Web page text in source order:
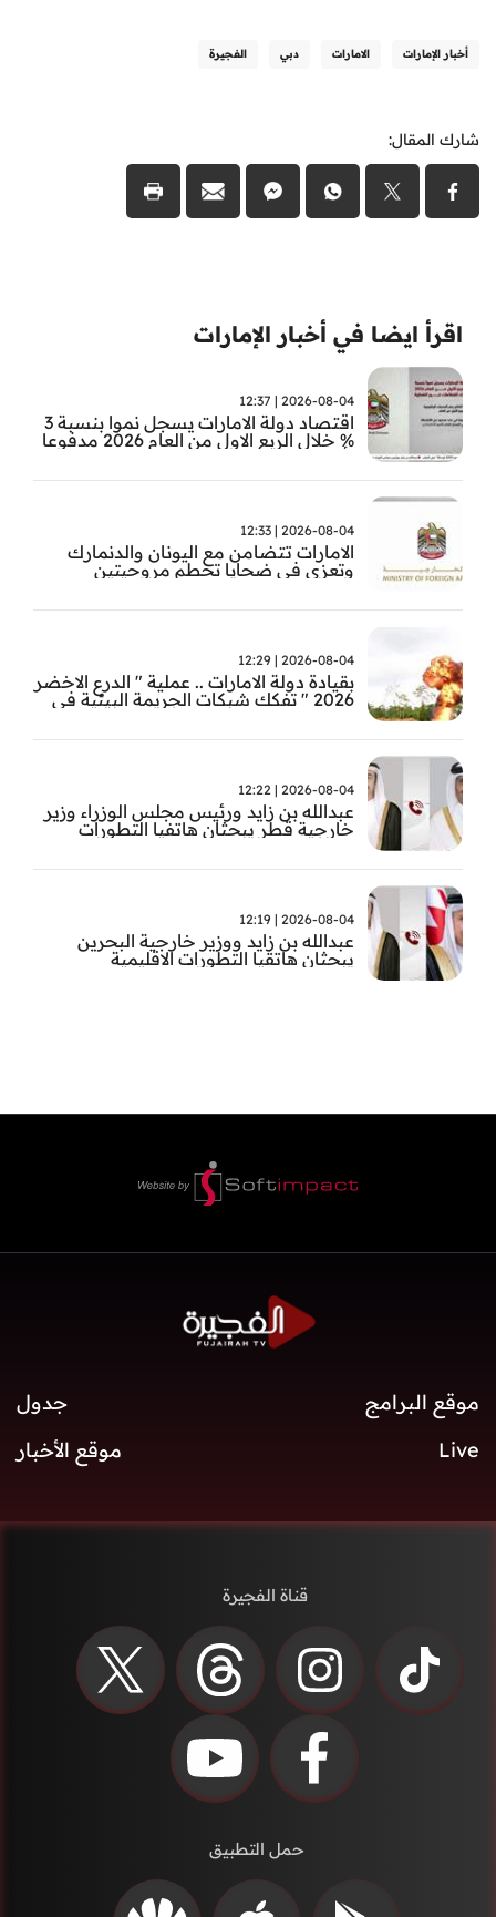
أخبار الإمارات الامارات دبي الفجيرة
شارك المقال:
اقرأ ايضا في أخبار الإمارات
2026-08-04 | 12:37
اقتصاد دولة الامارات يسجل نموا بنسبة 3
% خلال الربع الاول من العام 2026 مدفوعا
2026-08-04 | 12:33
الامارات تتضامن مع اليونان والدنمارك
وتعزي في ضحايا تحطم مروحيتين
2026-08-04 | 12:29
بقيادة دولة الامارات .. عملية " الدرع الاخضر
2026 " تفكك شبكات الجريمة البيئية في
2026-08-04 | 12:22
عبدالله بن زايد ورئيس مجلس الوزراء وزير
خارجية قطر يبحثان هاتفيا التطورات
2026-08-04 | 12:19
عبدالله بن زايد ووزير خارجية البحرين
يبحثان هاتقيا التطورات الاقليمية
موقع البرامج
جدول
Live
موقع الأخبار
قناة الفجيرة
حمل التطبيق